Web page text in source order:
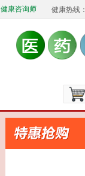
健康咨询师 健康热线：